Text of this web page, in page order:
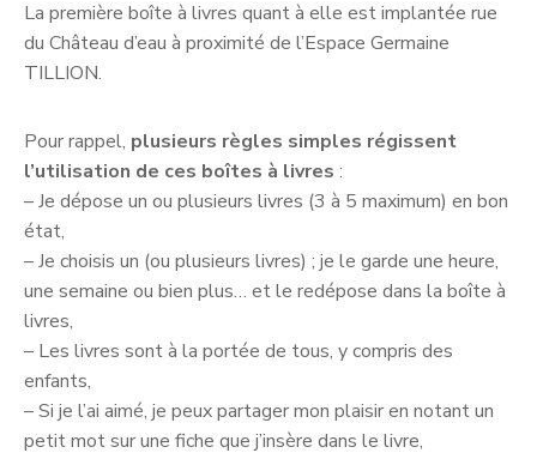
La première boîte à livres quant à elle est implantée rue
du Château d’eau à proximité de l’Espace Germaine
TILLION.
Pour rappel, plusieurs règles simples régissent
l’utilisation de ces boîtes à livres :
– Je dépose un ou plusieurs livres (3 à 5 maximum) en bon
état,
– Je choisis un (ou plusieurs livres) ; je le garde une heure,
une semaine ou bien plus… et le redépose dans la boîte à
livres,
– Les livres sont à la portée de tous, y compris des
enfants,
– Si je l’ai aimé, je peux partager mon plaisir en notant un
petit mot sur une fiche que j’insère dans le livre,